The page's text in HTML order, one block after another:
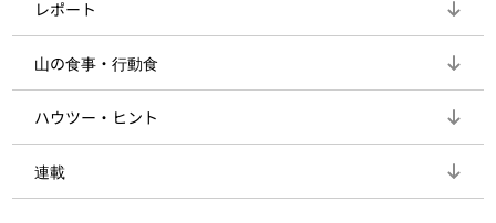
レポート
山の食事・行動食
ハウツー・ヒント
連載